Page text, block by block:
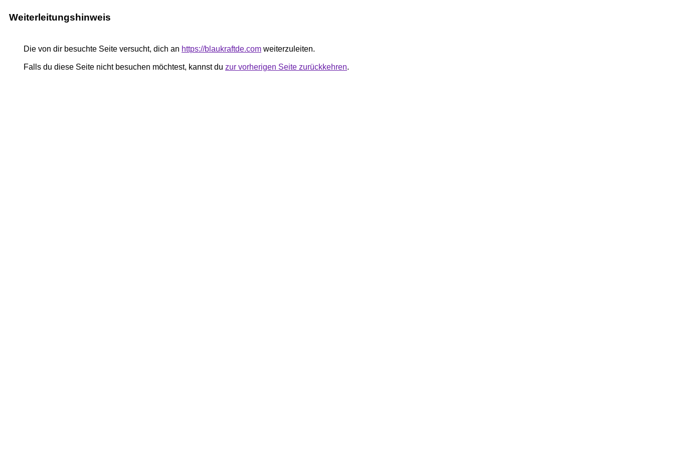
Weiterleitungshinweis
Die von dir besuchte Seite versucht, dich an https://blaukraftde.com weiterzuleiten.
Falls du diese Seite nicht besuchen möchtest, kannst du zur vorherigen Seite zurückkehren.